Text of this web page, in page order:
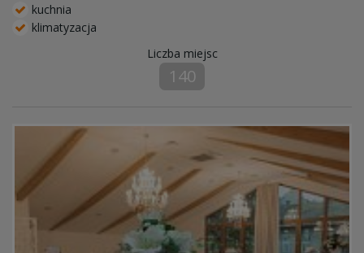
kuchnia
klimatyzacja
Liczba miejsc
140